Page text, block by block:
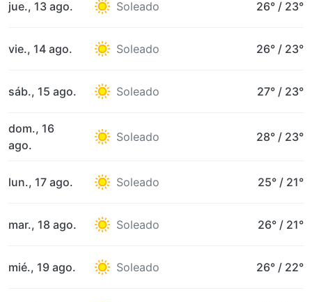
jue., 13 ago. Soleado 26° / 23°
vie., 14 ago. Soleado 26° / 23°
sáb., 15 ago. Soleado 27° / 23°
dom., 16
ago.
Soleado 28° / 23°
lun., 17 ago. Soleado 25° / 21°
mar., 18 ago. Soleado 26° / 21°
mié., 19 ago. Soleado 26° / 22°